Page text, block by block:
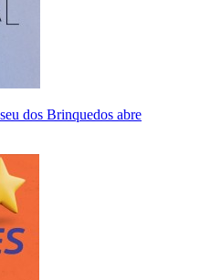
dos Brinquedos abre